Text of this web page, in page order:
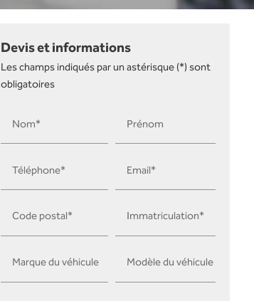
Devis et informations
Les champs indiqués par un astérisque (*) sont
obligatoires
Nom* Prénom
Téléphone* Email*
Code postal* Immatriculation*
Marque du véhicule Modèle du véhicule